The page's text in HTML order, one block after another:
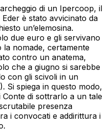
di un Ipercoop, il
è stato avvicinato da
un’elemosina.
due euro e gli servivano
nomade, certamente
contro un anatema,
che a giugno si sarebbe
con gli scivoli in un
Si spiega in questo modo,
di sottrarlo a un tale
presenza
i convocati e addirittura i